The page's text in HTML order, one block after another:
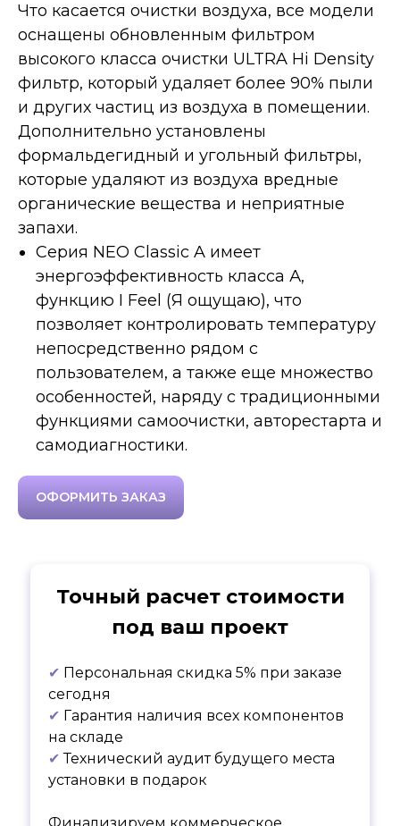
Что касается очистки воздуха, все модели
оснащены обновленным фильтром
высокого класса очистки ULTRA Hi Density
фильтр, который удаляет более 90% пыли
и других частиц из воздуха в помещении.
Дополнительно установлены
формальдегидный и угольный фильтры,
которые удаляют из воздуха вредные
органические вещества и неприятные
запахи.
Серия NEO Classic A имеет
энергоэффективность класса А,
функцию I Feel (Я ощущаю), что
позволяет контролировать температуру
непосредственно рядом с
пользователем, а также еще множество
особенностей, наряду с традиционными
функциями самоочистки, авторестарта и
самодиагностики.
ОФОРМИТЬ ЗАКАЗ
Точный расчет стоимости
под ваш проект
✔ Персональная скидка 5% при заказе
сегодня
✔ Гарантия наличия всех компонентов
на складе
✔Технический аудит будущего места
установки в подарок